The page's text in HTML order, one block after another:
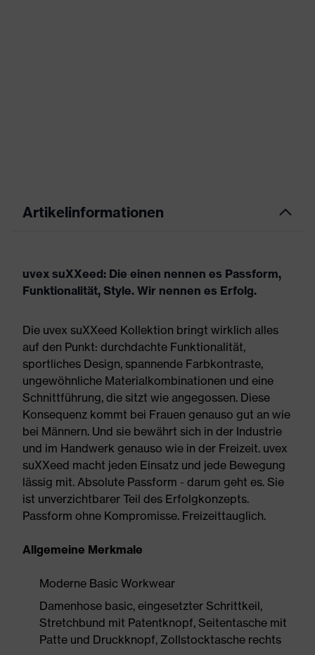
Artikelinformationen
uvex suXXeed: Die einen nennen es Passform,
Funktionalität, Style. Wir nennen es Erfolg.
Die uvex suXXeed Kollektion bringt wirklich alles
auf den Punkt: durchdachte Funktionalität,
sportliches Design, spannende Farbkontraste,
ungewöhnliche Materialkombinationen und eine
Schnittführung, die sitzt wie angegossen. Diese
Konsequenz kommt bei Frauen genauso gut an wie
bei Männern. Und sie bewährt sich in der Industrie
und im Handwerk genauso wie in der Freizeit. uvex
suXXeed macht jeden Einsatz und jede Bewegung
lässig mit. Absolute Passform - darum geht es. Sie
ist unverzichtbarer Teil des Erfolgkonzepts.
Passform ohne Kompromisse. Freizeittauglich.
Allgemeine Merkmale
Moderne Basic Workwear
Damenhose basic, eingesetzter Schrittkeil,
Stretchbund mit Patentknopf, Seitentasche mit
Patte und Druckknopf, Zollstocktasche rechts